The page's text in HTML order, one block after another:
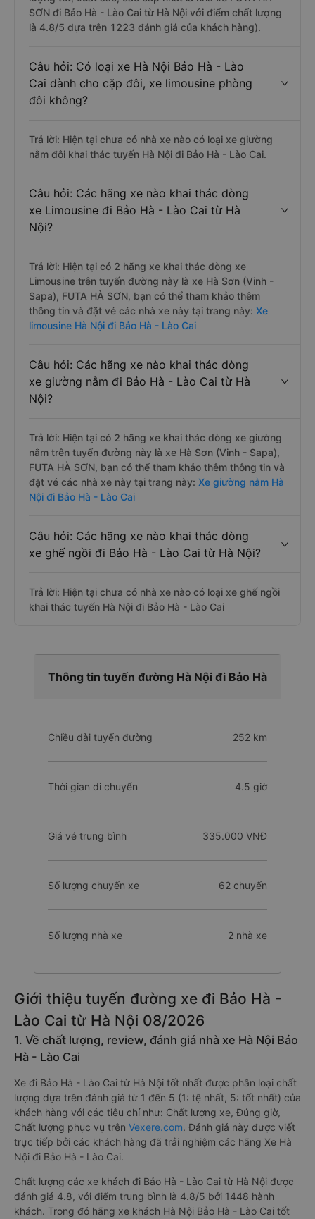
SƠN đi Bảo Hà - Lào Cai từ Hà Nội với điểm chất lượng
là 4.8/5 dựa trên 1223 đánh giá của khách hàng).
Câu hỏi: Có loại xe Hà Nội Bảo Hà - Lào
Cai dành cho cặp đôi, xe limousine phòng
đôi không?
Trả lời: Hiện tại chưa có nhà xe nào có loại xe giường
nằm đôi khai thác tuyến Hà Nội đi Bảo Hà - Lào Cai.
Câu hỏi: Các hãng xe nào khai thác dòng
xe Limousine đi Bảo Hà - Lào Cai từ Hà
Nội?
Trả lời: Hiện tại có 2 hãng xe khai thác dòng xe
Limousine trên tuyến đường này là xe Hà Sơn (Vinh -
Sapa), FUTA HÀ SƠN, bạn có thể tham khảo thêm
thông tin và đặt vé các nhà xe này tại trang này: Xe
limousine Hà Nội đi Bảo Hà - Lào Cai
Câu hỏi: Các hãng xe nào khai thác dòng
xe giường nằm đi Bảo Hà - Lào Cai từ Hà
Nội?
Trả lời: Hiện tại có 2 hãng xe khai thác dòng xe giường
nằm trên tuyến đường này là xe Hà Sơn (Vinh - Sapa),
FUTA HÀ SƠN, bạn có thể tham khảo thêm thông tin và
đặt vé các nhà xe này tại trang này: Xe giường nằm Hà
Nội đi Bảo Hà - Lào Cai
Câu hỏi: Các hãng xe nào khai thác dòng
xe ghế ngồi đi Bảo Hà - Lào Cai từ Hà Nội?
Trả lời: Hiện tại chưa có nhà xe nào có loại xe ghế ngồi
khai thác tuyến Hà Nội đi Bảo Hà - Lào Cai
Thông tin tuyến đường Hà Nội đi Bảo Hà
Chiều dài tuyến đường 252 km
Thời gian di chuyển 4.5 giờ
Giá vé trung bình 335.000 VNĐ
Số lượng chuyến xe 62 chuyến
Số lượng nhà xe 2 nhà xe
Giới thiệu tuyến đường xe đi Bảo Hà -
Lào Cai từ Hà Nội 08/2026
1. Về chất lượng, review, đánh giá nhà xe Hà Nội Bảo
Hà - Lào Cai
Xe đi Bảo Hà - Lào Cai từ Hà Nội tốt nhất được phân loại chất
lượng dựa trên đánh giá từ 1 đến 5 (1: tệ nhất, 5: tốt nhất) của
khách hàng với các tiêu chí như: Chất lượng xe, Đúng giờ,
Chất lượng phục vụ trên Vexere.com. Đánh giá này được viết
trực tiếp bởi các khách hàng đã trải nghiệm các hãng Xe Hà
Nội đi Bảo Hà - Lào Cai.
Chất lượng các xe khách đi Bảo Hà - Lào Cai từ Hà Nội được
đánh giá 4.8, với điểm trung bình là 4.8/5 bởi 1448 hành
khách. Trong đó hãng xe khách Hà Nội Bảo Hà - Lào Cai tốt